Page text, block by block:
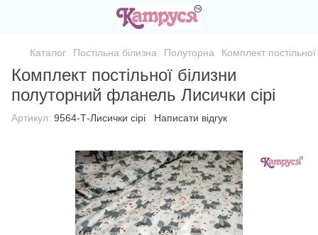
Каталог Постільна білизна Полуторна Комплект
Комплект постільної білизни
полуторний фланель Лисички сірі
Артикул: 9564-Т-Лисички сірі Написати відгук